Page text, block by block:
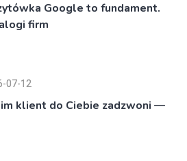
Google to fundament.
firm
07-12
klient do Ciebie zadzwoni —